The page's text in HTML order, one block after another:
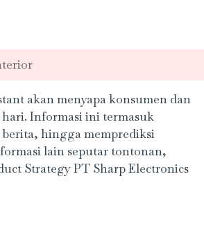
akan menyapa konsumen dan
Informasi ini termasuk
hingga memprediksi
lain seputar tontonan,
Strategy PT Sharp Electronics